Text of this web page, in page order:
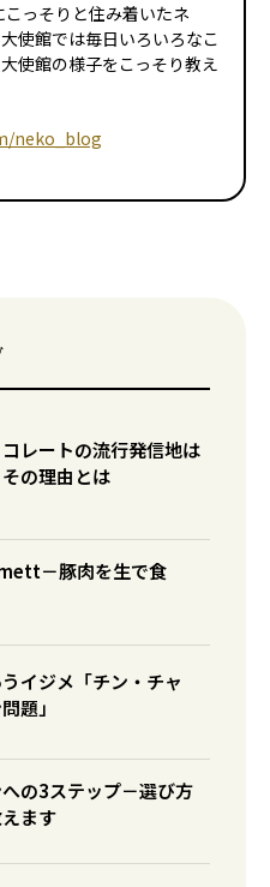
っそりと住み着いたネ
使館では毎日いろいろなこ
使館の様子をこっそり教え
neko_blog
レートの流行発信地は
の理由とは
－豚肉を生で食
イジメ「チン・チャ
題」
の3ステップ－選び方
ます